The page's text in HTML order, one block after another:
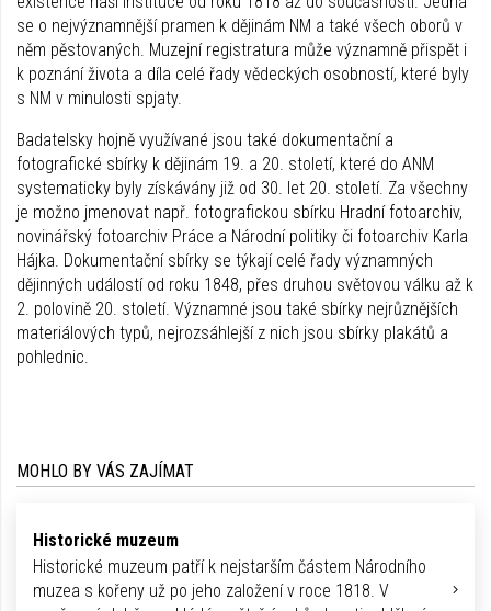
se o nejvýznamnější pramen k dějinám NM a také všech oborů v
něm pěstovaných. Muzejní registratura může významně přispět i
k poznání života a díla celé řady vědeckých osobností, které byly
s NM v minulosti spjaty.
Badatelsky hojně využívané jsou také dokumentační a
fotografické sbírky k dějinám 19. a 20. století, které do ANM
systematicky byly získávány již od 30. let 20. století. Za všechny
je možno jmenovat např. fotografickou sbírku Hradní fotoarchiv,
novinářský fotoarchiv Práce a Národní politiky či fotoarchiv Karla
Hájka. Dokumentační sbírky se týkají celé řady významných
dějinných událostí od roku 1848, přes druhou světovou válku až k
2. polovině 20. století. Významné jsou také sbírky nejrůznějších
materiálových typů, nejrozsáhlejší z nich jsou sbírky plakátů a
pohlednic.
MOHLO BY VÁS ZAJÍMAT
Historické muzeum
Historické muzeum patří k nejstarším částem Národního
muzea s kořeny už po jeho založení v roce 1818. V